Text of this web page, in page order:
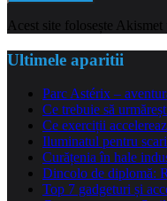
Acest site folosește Akismet
Ultimele aparitii
Parc Astérix –
Ce trebuie să
Ce exerciții
Iluminatul pentru
Curățenia în hale
Dincolo de diplomă:
Top 7 gadgeturi și